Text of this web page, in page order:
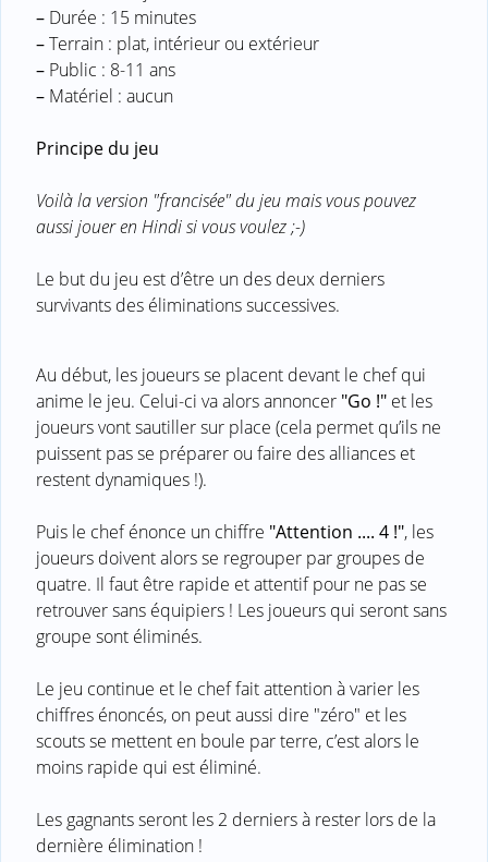
– Durée : 15 minutes
–Terrain : plat, intérieur ou extérieur
– Public : 8-11 ans
– Matériel : aucun
Principe du jeu
Voilà la version "francisée" du jeu mais vous pouvez
aussi jouer en Hindi si vous voulez ;-)
Le but du jeu est d’être un des deux derniers
survivants des éliminations successives.
Au début, les joueurs se placent devant le chef qui
anime le jeu. Celui-ci va alors annoncer "Go !" et les
joueurs vont sautiller sur place (cela permet qu’ils ne
puissent pas se préparer ou faire des alliances et
restent dynamiques !).
Puis le chef énonce un chiffre "Attention .... 4 !", les
joueurs doivent alors se regrouper par groupes de
quatre. Il faut être rapide et attentif pour ne pas se
retrouver sans équipiers ! Les joueurs qui seront sans
groupe sont éliminés.
Le jeu continue et le chef fait attention à varier les
chiffres énoncés, on peut aussi dire "zéro" et les
scouts se mettent en boule par terre, c’est alors le
moins rapide qui est éliminé.
Les gagnants seront les 2 derniers à rester lors de la
dernière élimination !